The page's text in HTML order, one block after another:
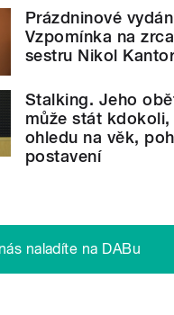
Prázdninové
Vzpomínka na
sestru Nikol
Stalking. Jeho
může stát kdokoli,
ohledu na věk,
postavení
naladíte na DABu